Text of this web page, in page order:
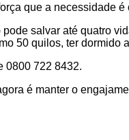
que a necessidade
salvar até quatro
50 quilos, ter
0800 722 8432.
é manter o